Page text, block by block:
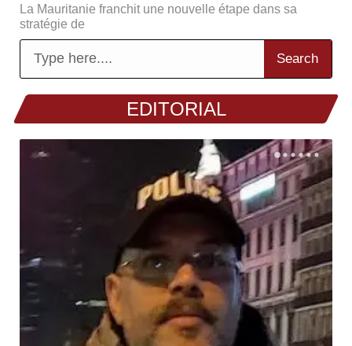
La Mauritanie franchit une nouvelle étape dans sa
stratégie de
Search
EDITORIAL